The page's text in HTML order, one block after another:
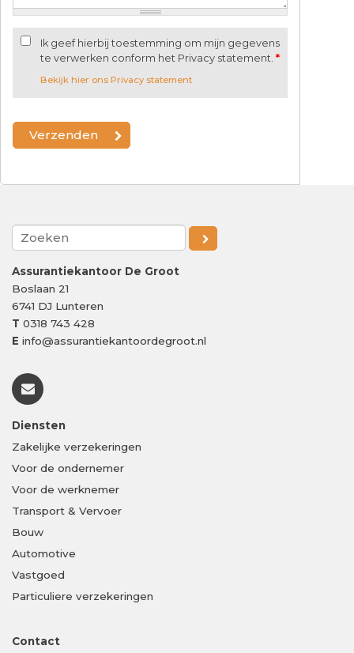
Ik geef hierbij toestemming om mijn gegevens
te verwerken conform het Privacy statement. *
Bekijk hier ons Privacy statement
Assurantiekantoor De Groot
Boslaan 21
6741 DJ Lunteren
T 0318 743 428
E info@assurantiekantoordegroot.nl
Diensten
Zakelijke verzekeringen
Voor de ondernemer
Voor de werknemer
Transport & Vervoer
Bouw
Automotive
Vastgoed
Particuliere verzekeringen
Contact